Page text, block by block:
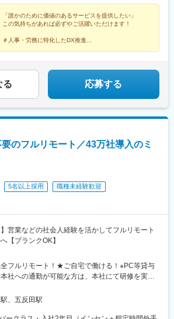
これが、人材活用のあるべき姿だと考えていま
。あえて業務範囲を明確に区切ることなく、これ
、目指す将来像に見合った役割をお任せしたい
「誰かのために価値のあるサービスを提供したい」
この気持ちがあれば必ずやご活躍いただけます！
＃人事・労務に特化したDX推進
る 応募する
のフルリモート／43万社導入のミ
5名以上採用
職種未経験歓迎
】営業などの社会人経験を活かしてフルリモート
【ブランクOK】
フルリモート！★ご自宅で働ける！※PC等貸与
本社への通勤が可能な方は、本社にて研修を実施
となります）………………………………………【本
北品川5-1-18 住友不動産大崎ツインビル東館
、五反田駅